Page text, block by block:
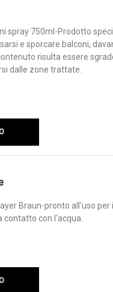
spray 750ml-Prodotto
e sporcare balconi,
risulta essere
dalle zone trattate.
Braun-pronto all'uso per
contatto con l'acqua.